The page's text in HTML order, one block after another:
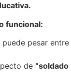
funcional:
puede pesar entre
de “soldado